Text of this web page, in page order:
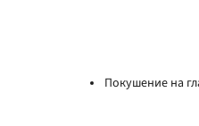
Покушение на